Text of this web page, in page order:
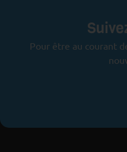
Pour être au courant